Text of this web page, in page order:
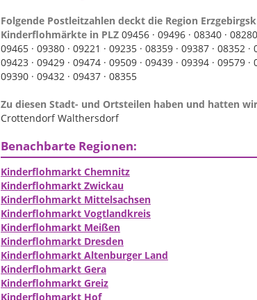
Folgende Postleitzahlen deckt die Region
Kinderflohmärkte in PLZ 09456 · 09496 · 08340 ·
09465 · 09380 · 09221 · 09235 · 08359 · 09387 · 08352 ·
09423 · 09429 · 09474 · 09509 · 09439 · 09394 · 09579 ·
09390 · 09432 · 09437 · 08355
Zu diesen Stadt- und Ortsteilen haben und hatten
Crottendorf Walthersdorf
Benachbarte Regionen:
Kinderflohmarkt Chemnitz
Kinderflohmarkt Zwickau
Kinderflohmarkt Mittelsachsen
Kinderflohmarkt Vogtlandkreis
Kinderflohmarkt Meißen
Kinderflohmarkt Dresden
Kinderflohmarkt Altenburger Land
Kinderflohmarkt Gera
Kinderflohmarkt Greiz
Kinderflohmarkt Hof